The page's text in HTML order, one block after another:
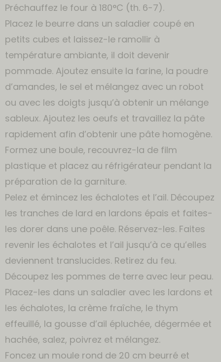
Préchauffez le four à 180°C (th. 6-7).
Placez le beurre dans un saladier coupé en
petits cubes et laissez-le ramollir à
température ambiante, il doit devenir
pommade. Ajoutez ensuite la farine, la poudre
d’amandes, le sel et mélangez avec un robot
ou avec les doigts jusqu’à obtenir un mélange
sableux. Ajoutez les oeufs et travaillez la pâte
rapidement afin d’obtenir une pâte homogène.
Formez une boule, recouvrez-la de film
plastique et placez au réfrigérateur pendant la
préparation de la garniture.
Pelez et émincez les échalotes et l’ail. Découpez
les tranches de lard en lardons épais et faites-
les dorer dans une poêle. Réservez-les. Faites
revenir les échalotes et l’ail jusqu’à ce qu’elles
deviennent translucides. Retirez du feu.
Découpez les pommes de terre avec leur peau.
Placez-les dans un saladier avec les lardons et
les échalotes, la crème fraîche, le thym
effeuillé, la gousse d’ail épluchée, dégermée et
hachée, salez, poivrez et mélangez.
Foncez un moule rond de 20 cm beurré et